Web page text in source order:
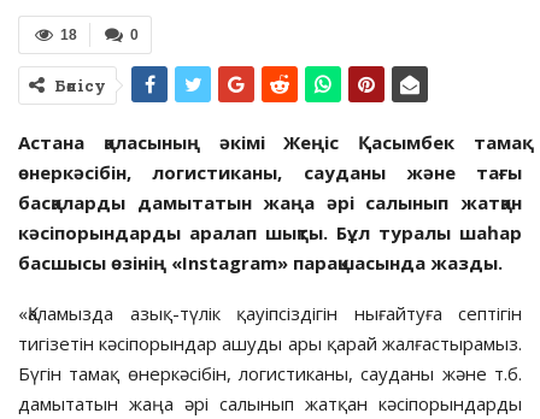
0
18
Бөлісу
Астана қаласының әкімі Жеңіс Қасымбек тамақ
өнеркәсібін, логистиканы, сауданы және тағы
басқаларды дамытатын жаңа әрі салынып жатқан
кәсіпорындарды аралап шықты. Бұл туралы шаһар
басшысы өзінің «Instagram» парақшасында жазды.
«Қаламызда азық-түлік қауіп­сіздігін нығайтуға септігін
тигізе­тін кәсіпорындар ашуды ары қарай жалғас­тырамыз.
Бүгін тамақ өнер­кәсібін, логистиканы, сауданы және т.б.
дамытатын жаңа әрі салынып жатқан кәсіпорындарды